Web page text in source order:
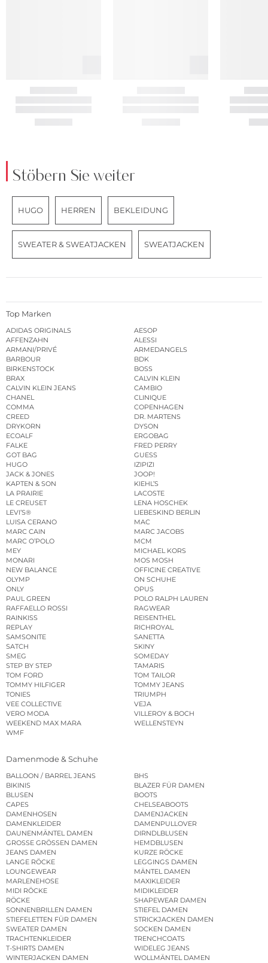
Stöbern Sie weiter
HUGO HERREN BEKLEIDUNG
SWEATER & SWEATJACKEN SWEATJACKEN
Top Marken
ADIDAS ORIGINALS
AESOP
AFFENZAHN
ALESSI
ARMANI/PRIVÉ
ARMEDANGELS
BARBOUR
BDK
BIRKENSTOCK
BOSS
BRAX
CALVIN KLEIN
CALVIN KLEIN JEANS
CAMBIO
CHANEL
CLINIQUE
COMMA
COPENHAGEN
CREED
DR. MARTENS
DRYKORN
DYSON
ECOALF
ERGOBAG
FALKE
FRED PERRY
GOT BAG
GUESS
HUGO
IZIPIZI
JACK & JONES
JOOP!
KAPTEN & SON
KIEHL’S
LA PRAIRIE
LACOSTE
LE CREUSET
LENA HOSCHEK
LEVI’S®
LIEBESKIND BERLIN
LUISA CERANO
MAC
MARC CAIN
MARC JACOBS
MARC O’POLO
MCM
MEY
MICHAEL KORS
MONARI
MOS MOSH
NEW BALANCE
OFFICINE CREATIVE
OLYMP
ON SCHUHE
ONLY
OPUS
PAUL GREEN
POLO RALPH LAUREN
RAFFAELLO ROSSI
RAGWEAR
RAINKISS
REISENTHEL
REPLAY
RICHROYAL
SAMSONITE
SANETTA
SATCH
SKINY
SMEG
SOMEDAY
STEP BY STEP
TAMARIS
TOM FORD
TOM TAILOR
TOMMY HILFIGER
TOMMY JEANS
TONIES
TRIUMPH
VEE COLLECTIVE
VEJA
VERO MODA
VILLEROY & BOCH
WEEKEND MAX MARA
WELLENSTEYN
WMF
Damenmode & Schuhe
BALLOON / BARREL JEANS
BHS
BIKINIS
BLAZER FÜR DAMEN
BLUSEN
BOOTS
CAPES
CHELSEABOOTS
DAMENHOSEN
DAMENJACKEN
DAMENKLEIDER
DAMENPULLOVER
DAUNENMÄNTEL DAMEN
DIRNDLBLUSEN
GROSSE GRÖSSEN DAMEN
HEMDBLUSEN
JEANS DAMEN
KURZE RÖCKE
LANGE RÖCKE
LEGGINGS DAMEN
LOUNGEWEAR
MÄNTEL DAMEN
MARLENEHOSE
MAXIKLEIDER
MIDI RÖCKE
MIDIKLEIDER
RÖCKE
SHAPEWEAR DAMEN
SONNENBRILLEN DAMEN
STIEFEL DAMEN
STIEFELETTEN FÜR DAMEN
STRICKJACKEN DAMEN
SWEATER DAMEN
SOCKEN DAMEN
TRACHTENKLEIDER
TRENCHCOATS
T-SHIRTS DAMEN
WIDELEG JEANS
WINTERJACKEN DAMEN
WOLLMÄNTEL DAMEN